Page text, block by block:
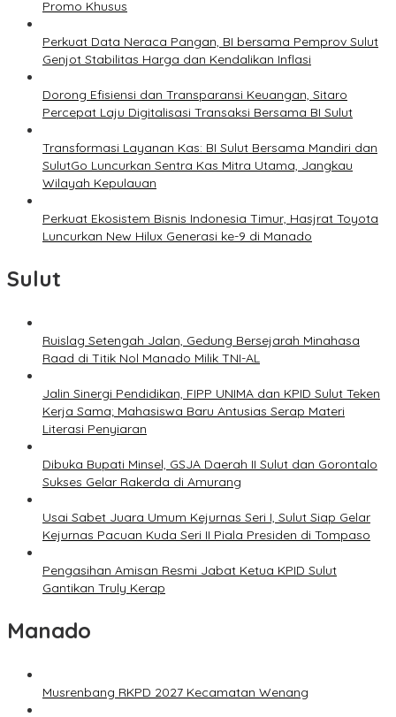
Promo Khusus
Perkuat Data Neraca Pangan, BI bersama Pemprov Sulut
Genjot Stabilitas Harga dan Kendalikan Inflasi
Dorong Efisiensi dan Transparansi Keuangan, Sitaro
Percepat Laju Digitalisasi Transaksi Bersama BI Sulut
Transformasi Layanan Kas: BI Sulut Bersama Mandiri dan
SulutGo Luncurkan Sentra Kas Mitra Utama, Jangkau
Wilayah Kepulauan
Perkuat Ekosistem Bisnis Indonesia Timur, Hasjrat Toyota
Luncurkan New Hilux Generasi ke-9 di Manado
Sulut
Ruislag Setengah Jalan, Gedung Bersejarah Minahasa
Raad di Titik Nol Manado Milik TNI-AL
Jalin Sinergi Pendidikan, FIPP UNIMA dan KPID Sulut Teken
Kerja Sama; Mahasiswa Baru Antusias Serap Materi
Literasi Penyiaran
Dibuka Bupati Minsel, GSJA Daerah II Sulut dan Gorontalo
Sukses Gelar Rakerda di Amurang
Usai Sabet Juara Umum Kejurnas Seri I, Sulut Siap Gelar
Kejurnas Pacuan Kuda Seri II Piala Presiden di Tompaso
Pengasihan Amisan Resmi Jabat Ketua KPID Sulut
Gantikan Truly Kerap
Manado
Musrenbang RKPD 2027 Kecamatan Wenang